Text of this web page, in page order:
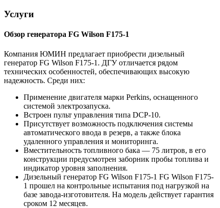
Услуги
Обзор генератора FG Wilson F175-1
Компания ЮМИН предлагает приобрести дизельный
генератор FG Wilson F175-1. ДГУ отличается рядом
технических особенностей, обеспечивающих высокую
надежность. Среди них:
Применение двигателя марки Perkins, оснащенного
системой электрозапуска.
Встроен пульт управления типа DCP-10.
Присутствует возможность подключения системы
автоматического ввода в резерв, а также блока
удаленного управления и мониторинга.
Вместительность топливного бака — 75 литров, в его
конструкции предусмотрен заборник пробы топлива и
индикатор уровня заполнения.
Дизельный генератор FG Wilson F175-1 FG Wilson F175-
1 прошел на контрольные испытания под нагрузкой на
базе завода-изготовителя. На модель действует гарантия
сроком 12 месяцев.